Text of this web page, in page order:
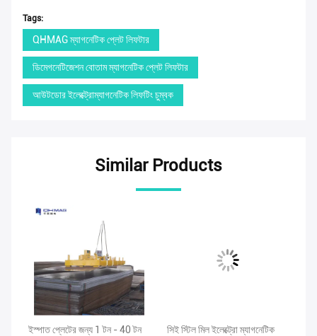
Tags:
QHMAG ম্যাগনেটিক প্লেট লিফটার
ডিমেগনেটিজেশন বোতাম ম্যাগনেটিক প্লেট লিফটার
আউটডোর ইলেক্ট্রোম্যাগনেটিক লিফটিং চুম্বক
Similar Products
ইস্পাত প্লেটের জন্য 1 টন - 40 টন
সিই স্টিল মিল ইলেক্ট্রো ম্যাগনেটিক